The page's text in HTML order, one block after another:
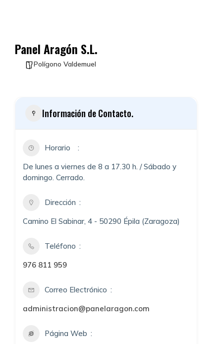
Panel Aragón S.L.
Polígono Valdemuel
Información de Contacto.
Horario
De lunes a viernes de 8 a 17.30 h. / Sábado y
domingo. Cerrado.
Dirección
Camino El Sabinar, 4 - 50290 Épila (Zaragoza)
Teléfono
976 811 959
Correo Electrónico
administracion@panelaragon.com
Página Web